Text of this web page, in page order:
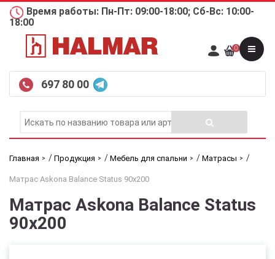
Время работы: Пн-Пт: 09:00-18:00; Сб-Вс: 10:00-
18:00
697 80 00
0
Главная / Продукция / Мебель для спальни / Матрасы /
Матрас Askona Balance Status 90х200
Матрас Askona Balance Status
90х200